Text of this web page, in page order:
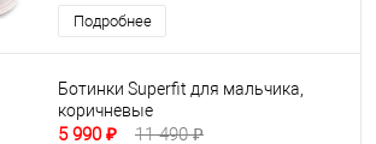
Подробнее
Ботинки Superfit для мальчика,
коричневые
5 990 ₽ 11 490 ₽